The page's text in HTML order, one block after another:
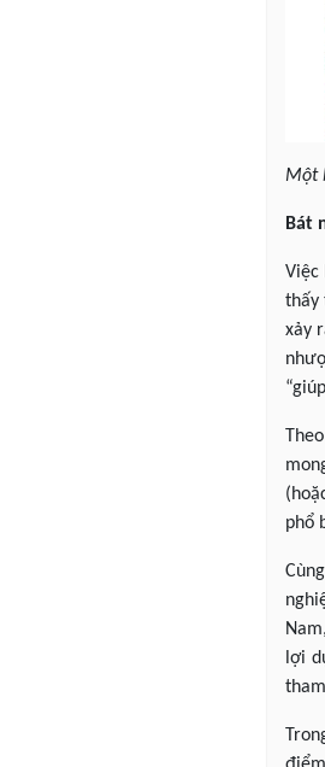
Một
Bát
Việc
thấy
xảy
phổ
lợi